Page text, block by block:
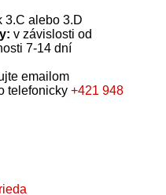
3.C alebo 3.D
v závislosti od
7-14 dní
emailom
telefonicky +421 948